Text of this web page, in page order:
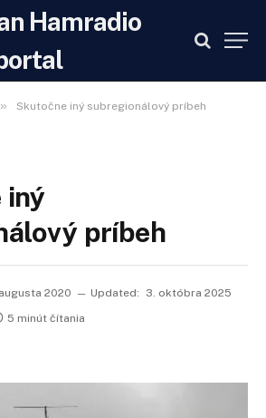
Hamradio
» Skutočne iný subregionálový príbeh
iný
príbeh
2020 Updated:
3. októbra 2025
5 minút čítania